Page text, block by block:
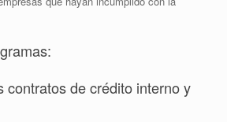
contratos de crédito interno y